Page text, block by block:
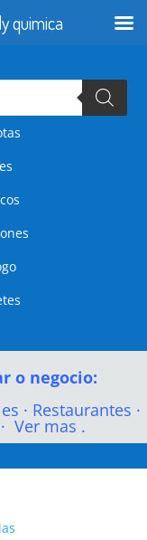
o negocio:
· Restaurantes ·
· Ver mas .
quimica